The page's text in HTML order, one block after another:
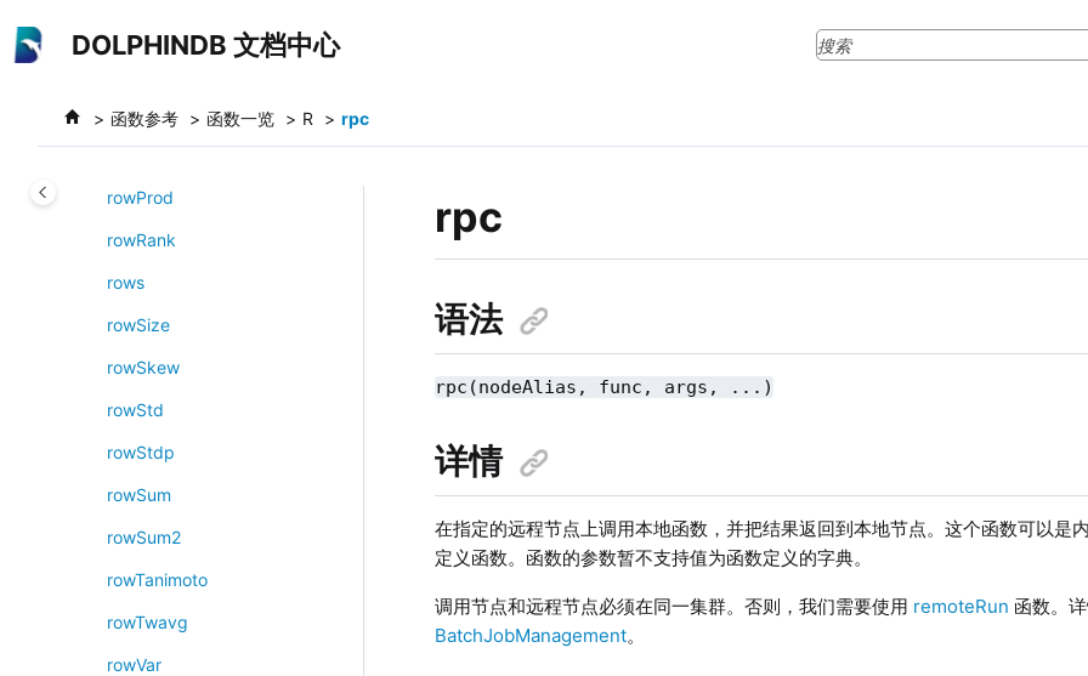
DOLPHINDB 文档中心
函数参考 函数一览 R rpc
rowOr
rowProd
rowRank
rows
rowSize
rowSkew
rowStd
rowStdp
rowSum
rowSum2
rowTanimoto
rowTwavg
rowVar
rpc
语法
rpc(nodeAlias, func, args, ...)
详情
在指定的远程节点上调用本地函数，并把结果返回到本地节点。这个函数可以是
定义函数。函数的参数暂不支持值为函数定义的字典。
调用节点和远程节点必须在同一集群。否则，我们需要使用 remoteRun 函数。
BatchJobManagement。